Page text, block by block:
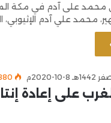
محمد على آدم في مكة
محمد علي آدم
على إعادة